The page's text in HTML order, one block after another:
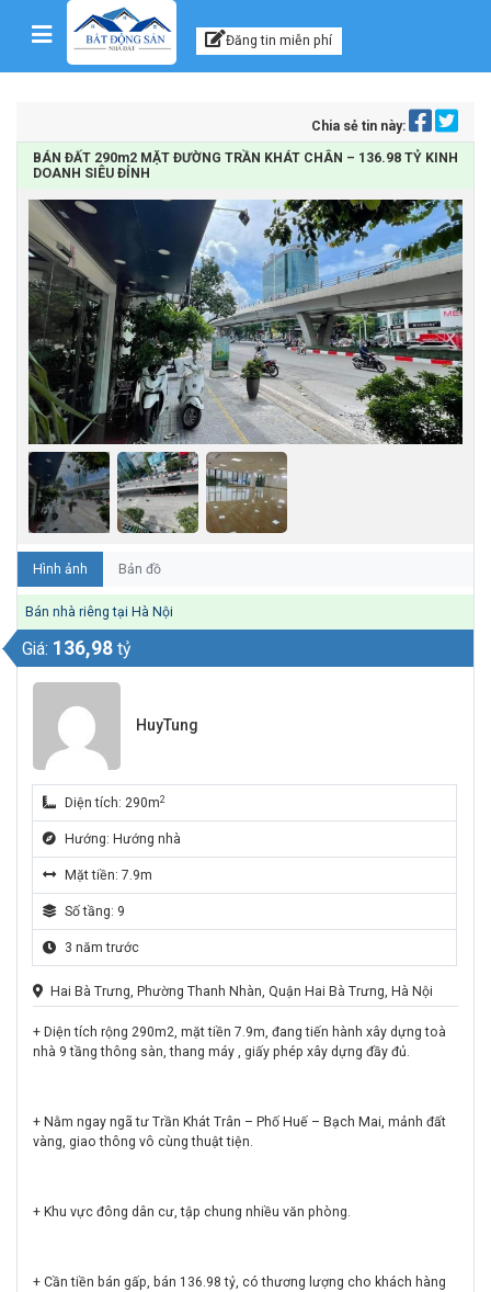
Skip to content Kênh thông tin, tư vấn
Đăng tin miễn phí
Chia sẻ tin này:
BÁN ĐẤT 290m2 MẶT ĐƯỜNG TRẦN KHÁT CHÂN – 136.98 TỶ KINH
DOANH SIÊU ĐỈNH
Hình ảnh Bản đồ
Bán nhà riêng tại Hà Nội
Giá: 136,98 tỷ
HuyTung
Diện tích: 290m2
Hướng: Hướng nhà
Mặt tiền: 7.9m
Số tầng: 9
3 năm trước
Hai Bà Trưng, Phường Thanh Nhàn, Quận Hai Bà Trưng, Hà Nội
+ Diện tích rộng 290m2, mặt tiền 7.9m, đang tiến hành xây dựng toà
nhà 9 tầng thông sàn, thang máy , giấy phép xây dựng đầy đủ.
+ Nằm ngay ngã tư Trần Khát Trân – Phố Huế – Bạch Mai, mảnh đất
vàng, giao thông vô cùng thuật tiện.
+ Khu vực đông dân cư, tập chung nhiều văn phòng.
+ Cần tiền bán gấp, bán 136.98 tỷ, có thương lượng cho khách hàng